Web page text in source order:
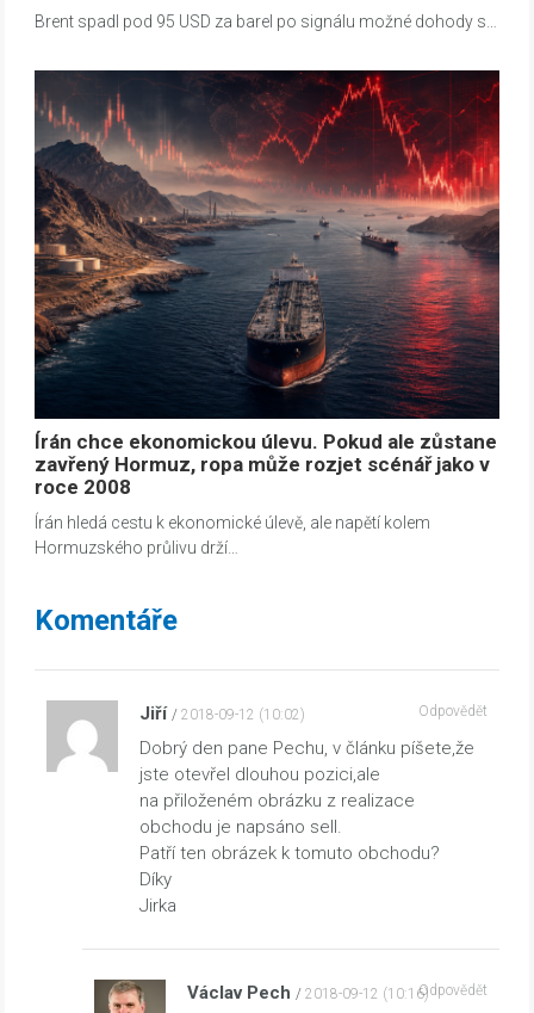
Brent spadl pod 95 USD za barel po signálu možné dohody s…
Írán chce ekonomickou úlevu. Pokud ale zůstane
zavřený Hormuz, ropa může rozjet scénář jako v
roce 2008
Írán hledá cestu k ekonomické úlevě, ale napětí kolem
Hormuzského průlivu drží…
Komentáře
Jiří 2018-09-12 (10:02)
Dobrý den pane Pechu, v článku píšete,že
jste otevřel dlouhou pozici,ale
na přiloženém obrázku z realizace
obchodu je napsáno sell.
Patří ten obrázek k tomuto obchodu?
Díky
Jirka
Odpovědět
Václav Pech 2018-09-12 (10:16)Odpovědět